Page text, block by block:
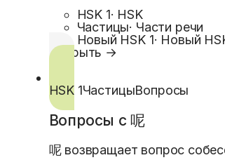
HSK 1· HSK
Частицы· Части речи
Новый HSK 1· Новый
Открыть →
HSK 1ЧастицыВопросы
Вопросы с 呢
呢 возвращает вопрос